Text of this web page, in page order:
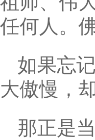
任何人。
如果忘
大傲慢，
那正是